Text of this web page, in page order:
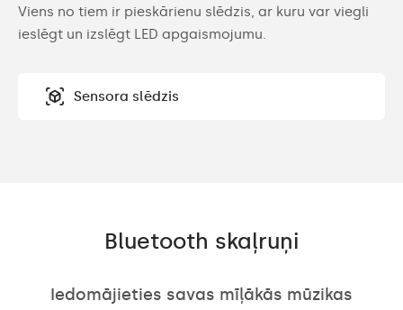
Viens no tiem ir pieskārienu slēdzis, ar kuru var viegli
ieslēgt un izslēgt LED apgaismojumu.
Sensora slēdzis
Bluetooth skaļruņi
Iedomājieties savas mīļākās mūzikas